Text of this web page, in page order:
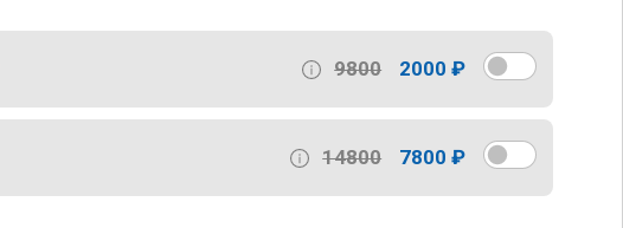
9800 2000 ₽
14800 7800 ₽